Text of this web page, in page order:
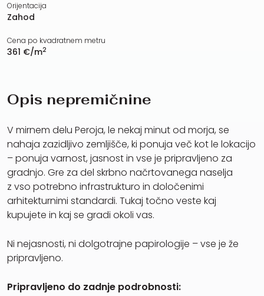
Orijentacija
Zahod
Cena po kvadratnem metru
361 €/m2
Opis nepremičnine
V mirnem delu Peroja, le nekaj minut od morja, se
nahaja zazidljivo zemljišče, ki ponuja več kot le lokacijo
– ponuja varnost, jasnost in vse je pripravljeno za
gradnjo. Gre za del skrbno načrtovanega naselja
z vso potrebno infrastrukturo in določenimi
arhitekturnimi standardi. Tukaj točno veste kaj
kupujete in kaj se gradi okoli vas.
Ni nejasnosti, ni dolgotrajne papirologije – vse je že
pripravljeno.
Pripravljeno do zadnje podrobnosti: